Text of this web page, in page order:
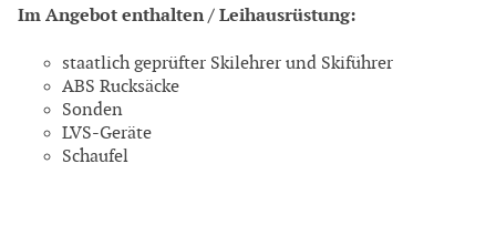
Im Angebot enthalten / Leihausrüstung:
staatlich geprüfter Skilehrer und Skiführer
ABS Rucksäcke
Sonden
LVS-Geräte
Schaufel